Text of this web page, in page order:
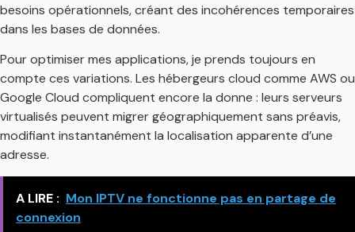
besoins opérationnels, créant des incohérences temporaires
dans les bases de données.
Pour optimiser mes applications, je prends toujours en
compte ces variations. Les hébergeurs cloud comme AWS ou
Google Cloud compliquent encore la donne : leurs serveurs
virtualisés peuvent migrer géographiquement sans préavis,
modifiant instantanément la localisation apparente d’une
adresse.
A LIRE : Mon IPTV ne fonctionne pas en partage de
connexion